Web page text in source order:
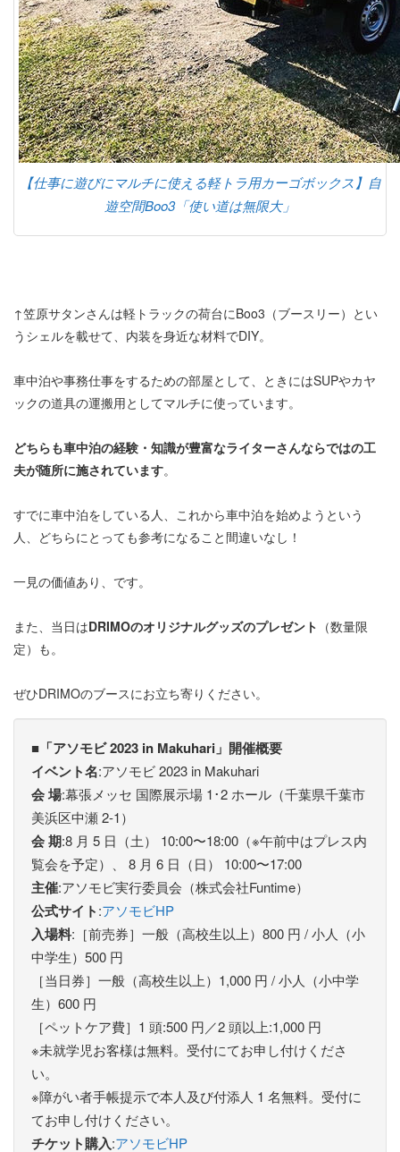
【仕事に遊びにマルチに使える軽トラ用カーゴボックス】自
遊空間Boo3「使い道は無限大」
↑笠原サタンさんは軽トラックの荷台にBoo3（ブースリー）とい
うシェルを載せて、内装を身近な材料でDIY。
車中泊や事務仕事をするための部屋として、ときにはSUPやカヤ
ックの道具の運搬用としてマルチに使っています。
どちらも車中泊の経験・知識が豊富なライターさんならではの工
夫が随所に施されています。
すでに車中泊をしている人、これから車中泊を始めようという
人、どちらにとっても参考になること間違いなし！
一見の価値あり、です。
また、当日はDRIMOのオリジナルグッズのプレゼント （数量限
定）も。
ぜひDRIMOのブースにお立ち寄りください。
■「アソモビ 2023 in Makuhari」開催概要
イベント名:アソモビ 2023 in Makuhari
会 場:幕張メッセ 国際展⽰場 1･2 ホール（千葉県千葉市
美浜区中瀬 2-1）
会 期:8 ⽉ 5 ⽇（⼟） 10:00〜18:00（※午前中はプレス内
覧会を予定）、 8 ⽉ 6 ⽇（⽇） 10:00〜17:00
主催:アソモビ実行委員会（株式会社Funtime）
公式サイト:アソモビHP
⼊場料:［前売券］⼀般（⾼校⽣以上）800 円 / ⼩⼈（⼩
中学⽣）500 円
［当⽇券］⼀般（⾼校⽣以上）1,000 円 / ⼩⼈（⼩中学
⽣）600 円
［ペットケア費］1 頭:500 円／2 頭以上:1,000 円
※未就学児お客様は無料。受付にてお申し付けくださ
い。
※障がい者⼿帳提⽰で本⼈及び付添⼈ 1 名無料。受付に
てお申し付けください。
チケット購⼊:アソモビHP